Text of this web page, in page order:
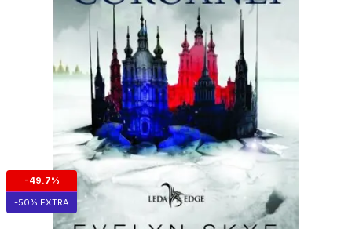
-49.7%
-50% EXTRA